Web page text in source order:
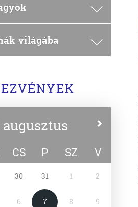
világába
augusztus
CS P SZ V
30 31 1 2
6 7 8 9